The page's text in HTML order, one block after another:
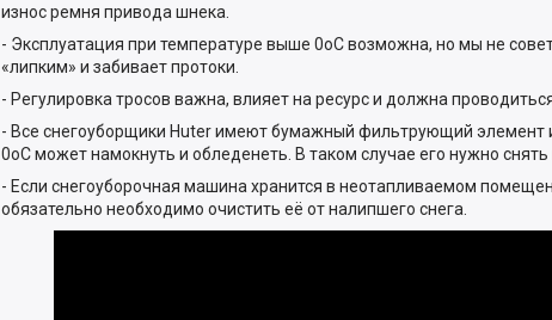
износ ремня привода шнека.
- Эксплуатация при температуре выше 0oС возможна, но мы не
«липким» и забивает протоки.
- Регулировка тросов важна, влияет на ресурс и должна
- Все снегоуборщики Huter имеют бумажный фильтрующий элемент
0oС может намокнуть и обледенеть. В таком случае его нужно снять
- Если снегоуборочная машина хранится в неотапливаемом
обязательно необходимо очистить её от налипшего снега.